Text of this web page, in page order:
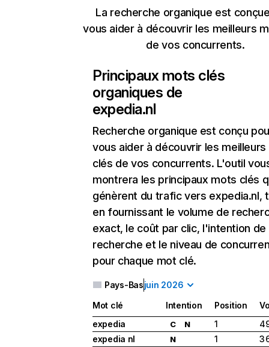
La recherche organique est
vous aider à découvrir les meilleurs
de vos concurrents.
Principaux mots clés
organiques de
expedia.nl
Recherche organique est conçu
vous aider à découvrir les
clés de vos concurrents. L'outil
montrera les principaux mots clés
génèrent du trafic vers expedia.nl,
en fournissant le volume de
exact, le coût par clic, l'intention de
recherche et le niveau de
pour chaque mot clé.
Pays-Basjuin 2026
Mot clé Intention Position
expedia
C N 1
expedia nl
N 1
3